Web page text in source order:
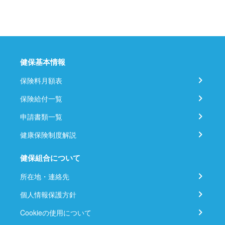
健保基本情報
保険料月額表
保険給付一覧
申請書類一覧
健康保険制度解説
健保組合について
所在地・連絡先
個人情報保護方針
Cookieの使用について